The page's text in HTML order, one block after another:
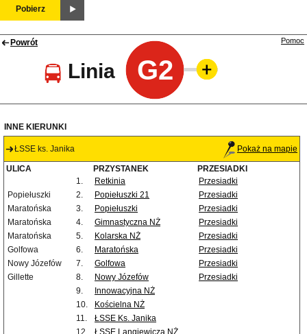
Pobierz
Powrót
Linia G2
Pomoc
INNE KIERUNKI
ŁSSE ks. Janika Pokaż na mapie
ULICA PRZYSTANEK
PRZESIADKI
1.
Retkinia
Przesiadki
Popiełuszki
2. Popiełuszki 21
Przesiadki
Maratońska
3. Popiełuszki
Przesiadki
Maratońska
4. Gimnastyczna NŻ
Przesiadki
Maratońska
5. Kolarska NŻ
Przesiadki
Golfowa
6. Maratońska
Przesiadki
Nowy Józefów
7. Golfowa
Przesiadki
Gillette
8. Nowy Józefów
Przesiadki
9.
Innowacyjna NŻ
10.
Kościelna NŻ
11.
ŁSSE Ks. Janika
12.
ŁSSE Langiewicza NŻ